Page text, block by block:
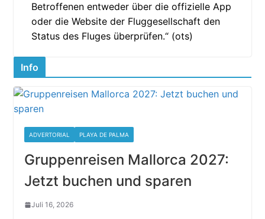
Betroffenen entweder über die offizielle App
oder die Website der Fluggesellschaft den
Status des Fluges überprüfen.“ (ots)
Info
ADVERTORIAL PLAYA DE PALMA
Gruppenreisen Mallorca 2027:
Jetzt buchen und sparen
Juli 16, 2026